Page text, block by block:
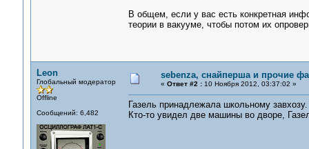
В общем, если у вас есть конкретная
теории в вакууме, чтобы потом их
Leon
Глобальный модератор
Offline
Сообщений: 6,482
sebenza, снайперша и прочие
« Ответ #2 :10 Ноября 2012, 03:37:02 »
Газель принадлежала школьному
Кто-то увидел две машины во дворе,